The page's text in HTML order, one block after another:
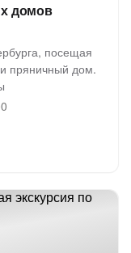
домов
посещая
пряничный дом.